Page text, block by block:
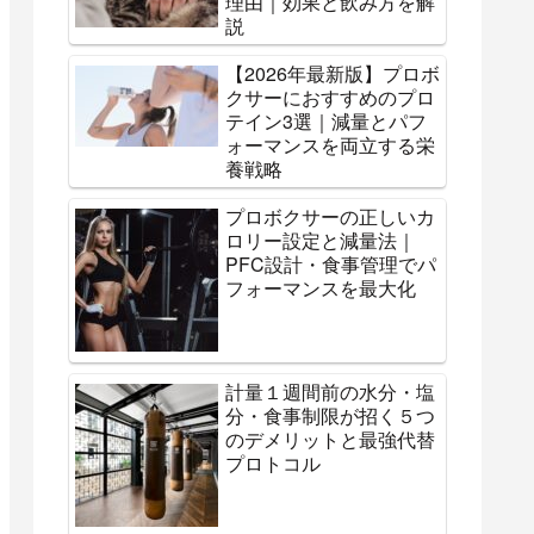
説
【2026年最新版】プロボ
クサーにおすすめのプロ
テイン3選｜減量とパフ
ォーマンスを両立する栄
養戦略
プロボクサーの正しいカ
ロリー設定と減量法｜
PFC設計・食事管理でパ
フォーマンスを最大化
計量１週間前の水分・塩
分・食事制限が招く５つ
のデメリットと最強代替
プロトコル